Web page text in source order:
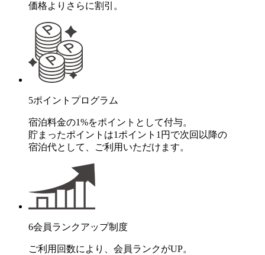
価格よりさらに割引。
5ポイントプログラム
宿泊料金の1%をポイントとして付与。
貯まったポイントは1ポイント1円で次回以降の
宿泊代として、ご利用いただけます。
6会員ランクアップ制度
ご利用回数により、会員ランクがUP。